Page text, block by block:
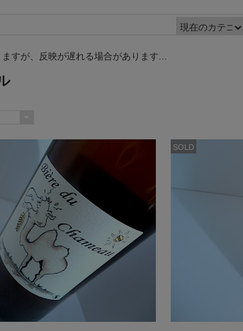
すが、反映が遅れる場合があります...
SOLD